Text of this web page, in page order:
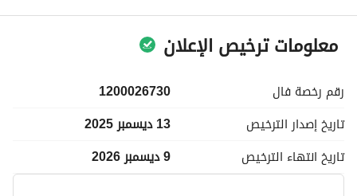
معلومات ترخيص الإعلان
رقم رخصة فال
1200026730
تاريخ إصدار الترخيص
13 ديسمبر 2025
تاريخ انتهاء الترخيص 9 ديسمبر 2026